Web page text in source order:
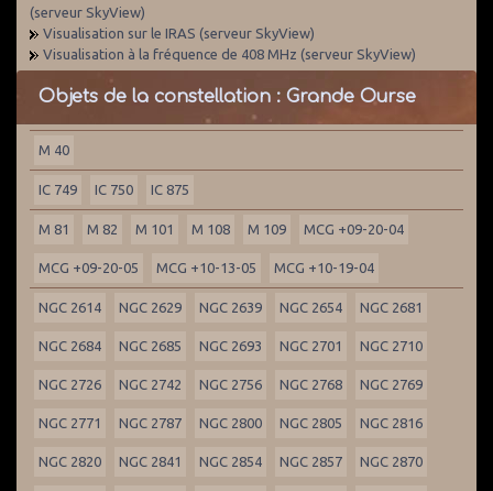
(serveur SkyView)
Visualisation sur le IRAS (serveur SkyView)
Visualisation à la fréquence de 408 MHz (serveur SkyView)
Objets de la constellation : Grande Ourse
M 40
IC 749 IC 750 IC 875
M 81 M 82 M 101 M 108 M 109 MCG +09-20-04
MCG +09-20-05 MCG +10-13-05 MCG +10-19-04
NGC 2614 NGC 2629 NGC 2639 NGC 2654 NGC 2681
NGC 2684 NGC 2685 NGC 2693 NGC 2701 NGC 2710
NGC 2726 NGC 2742 NGC 2756 NGC 2768 NGC 2769
NGC 2771 NGC 2787 NGC 2800 NGC 2805 NGC 2816
NGC 2820 NGC 2841 NGC 2854 NGC 2857 NGC 2870